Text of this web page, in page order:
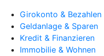
Girokonto & Bezahlen
Geldanlage & Sparen
Kredit & Finanzieren
Immobilie & Wohnen